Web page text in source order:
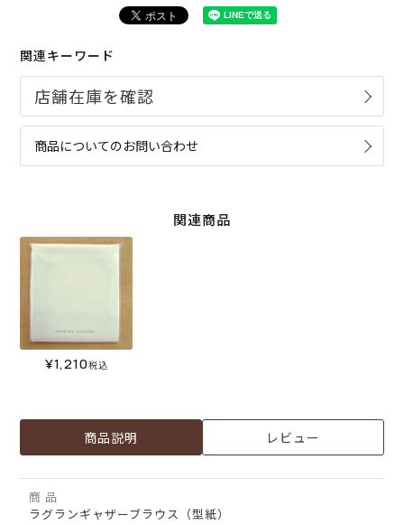
関連キーワード
商品についてのお問い合わせ
関連商品
¥1,210税込
商品説明 レビュー
商 品
ラグランギャザーブラウス（型紙）